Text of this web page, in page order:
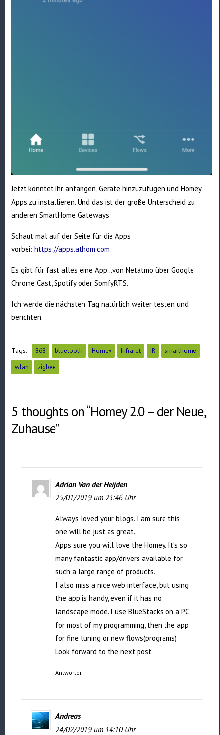
Jetzt könntet ihr anfangen, Geräte hinzuzufügen und Homey
Apps zu installieren. Und das ist der große Unterscheid zu
anderen SmartHome Gateways!
Schaut mal auf der Seite für die Apps
vorbei:https://apps.athom.com
Es gibt für fast alles eine App…von Netatmo über Google
Chrome Cast, Spotify oder SomfyRTS.
Ich werde die nächsten Tag natürlich weiter testen und
berichten.
Tags: 868 bluetooth Homey Infrarot IR
smarthome
wlan
zigbee
5 thoughts on “Homey 2.0 – der Neue,
Zuhause”
Adrian Van der Heijden
25/01/2019 um 23:46 Uhr
Always loved your blogs. I am sure this
one will be just as great.
Apps sure you will love the Homey. It’s so
many fantastic app/drivers available for
such a large range of products.
I also miss a nice web interface, but using
the app is handy, even if it has no
landscape mode. I use BlueStacks on a PC
for most of my programming, then the app
for fine tuning or new flows(programs)
Look forward to the next post.
Antworten
Andreas
24/02/2019 um 14:10 Uhr